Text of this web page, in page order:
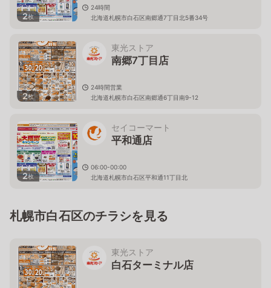
2枚
24時間
北海道札幌市白石区南郷通7丁目北5番34号
2枚
東光ストア
南郷7丁目店
24時間営業
北海道札幌市白石区南郷通6丁目南9-12
2枚
セイコーマート
平和通店
06:00-00:00
北海道札幌市白石区平和通11丁目北
札幌市白石区のチラシを見る
東光ストア
白石ターミナル店